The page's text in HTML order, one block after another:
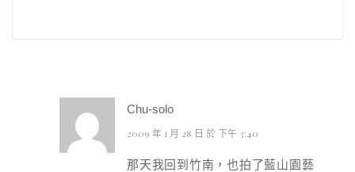
Chu-solo
2009 年 1 月 28 日 於 下午 3:40
那天我回到竹南，也拍了藍山園藝